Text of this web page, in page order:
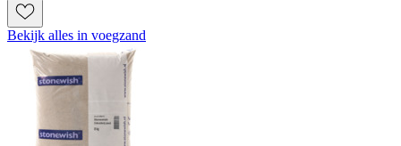
Bekijk alles in voegzand